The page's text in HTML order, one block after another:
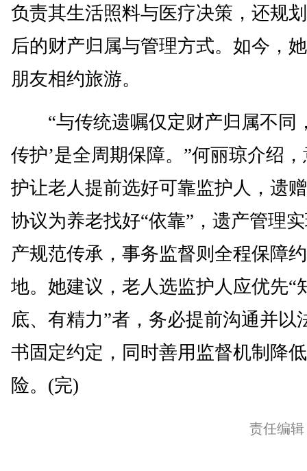
负责其生活照料与医疗决策，还规
后的财产归属与管理方式。如今，
朋友相约旅游。
“与传统遗嘱仅定财产归属不同
传护’是全周期保障。”何丽琼介绍
护让老人提前选好可靠监护人，遗
协议为养老找好“依靠”，遗产管理
产规范传承，事务监督则全程保障
地。她建议，老人选监护人应优先“
底、有精力”者，务必提前沟通并以
书固定约定，同时善用监督机制降
险。(完)
责任编